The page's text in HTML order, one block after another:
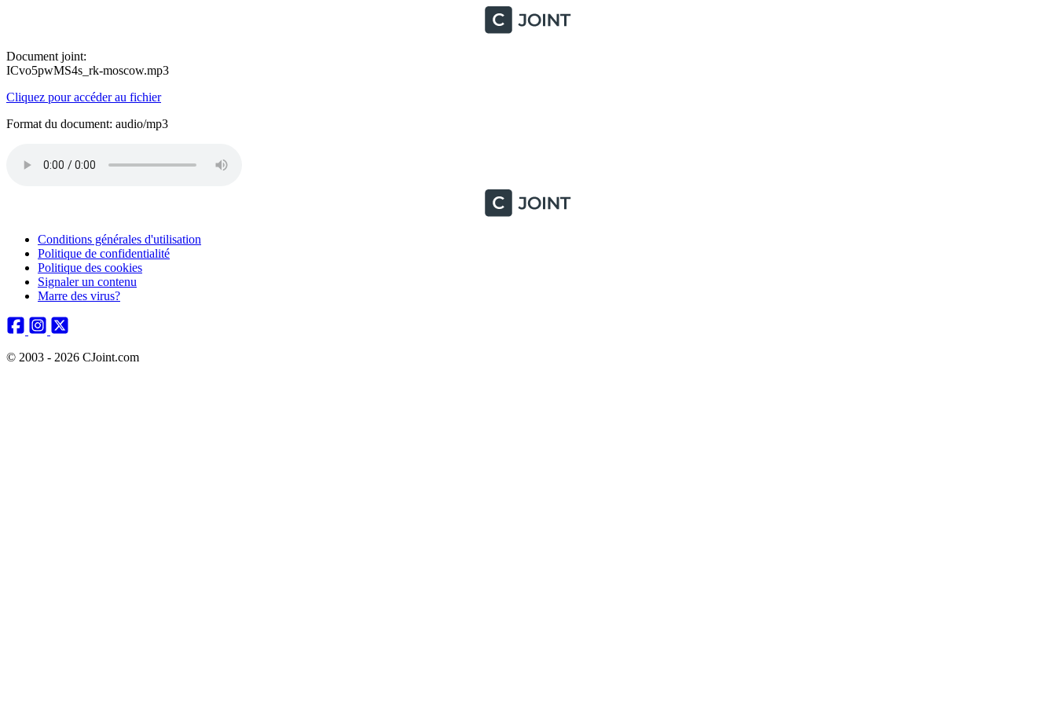
Document joint:
ICvo5pwMS4s_rk-moscow.mp3
Cliquez pour accéder au fichier
Format du document: audio/mp3
Conditions générales d'utilisation
Politique de confidentialité
Politique des cookies
Signaler un contenu
Marre des virus?
© 2003 - 2026 CJoint.com